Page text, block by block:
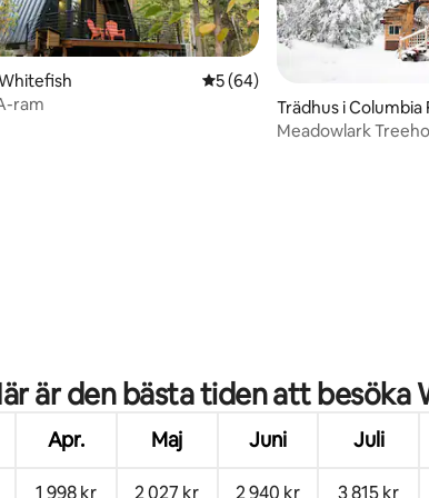
betyg, 234 omdömen
5 av 5 i genomsnittligt betyg,
5 (64)
ram
Trädhus i Columbia
Meadowlark
är den bästa tiden att besöka
Apr. Maj Juni Juli
1 998 kr 2 027 kr 2 940 kr 3 815 kr